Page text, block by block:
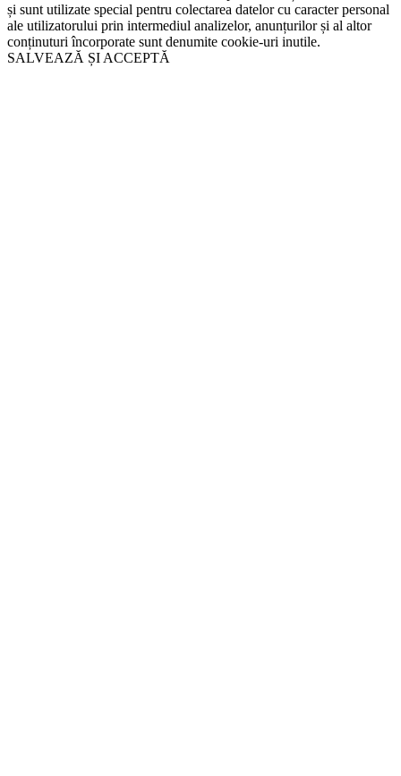
și sunt utilizate special pentru colectarea datelor cu caracter personal
ale utilizatorului prin intermediul analizelor, anunțurilor și al altor
conținuturi încorporate sunt denumite cookie-uri inutile.
SALVEAZĂ ȘI ACCEPTĂ